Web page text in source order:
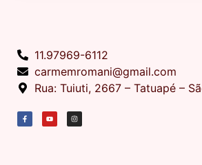
11.97969-6112
carmemromani@gmail.com
Rua: Tuiuti, 2667 – Tatuapé –